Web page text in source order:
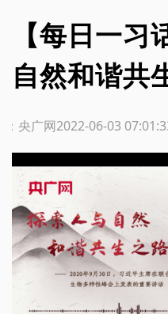
【每日一
自然和谐共
2022-06-03
：央广网